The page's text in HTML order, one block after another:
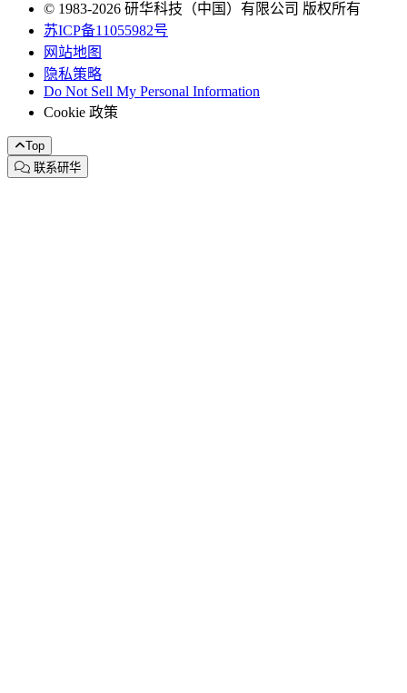
© 1983-2026 研华科技（中国）有限公司 版权所有
苏ICP备11055982号
网站地图
隐私策略
Do Not Sell My Personal Information
Cookie 政策
Top
联系研华